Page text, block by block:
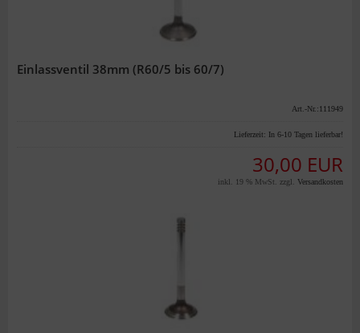
Einlassventil 38mm (R60/5 bis 60/7)
Art.-Nr.:111949
Lieferzeit: In 6-10 Tagen lieferbar!
30,00 EUR
inkl. 19 % MwSt. zzgl. Versandkosten